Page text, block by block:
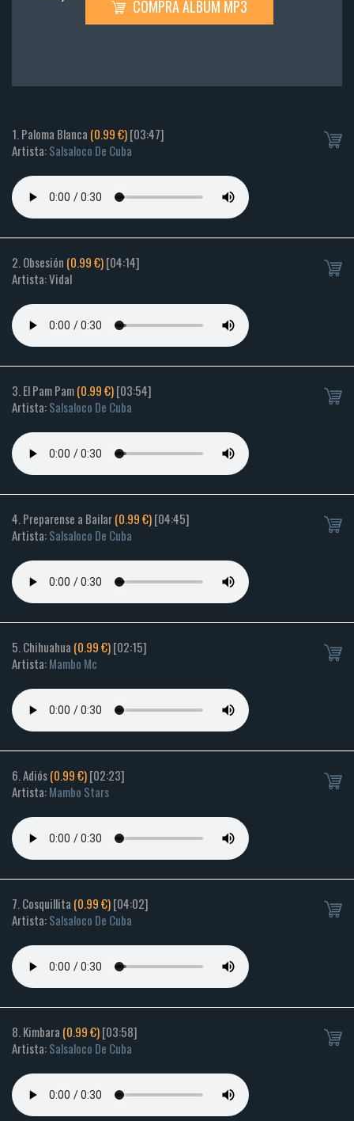
COMPRA ALBUM MP3
1. Paloma Blanca (0.99 €)[03:47]
Artista:Salsaloco De Cuba
2. Obsesión (0.99 €)[04:14]
Artista: Vidal
3. El Pam Pam(0.99 €)[03:54]
Artista:Salsaloco De Cuba
4. Preparense a Bailar(0.99 €)[04:45]
Artista:Salsaloco De Cuba
5. Chihuahua (0.99 €)[02:15]
Artista:Mambo Mc
6. Adiós(0.99 €)[02:23]
Artista:Mambo Stars
7. Cosquillita (0.99 €)[04:02]
Artista:Salsaloco De Cuba
8. Kimbara (0.99 €)[03:58]
Artista:Salsaloco De Cuba